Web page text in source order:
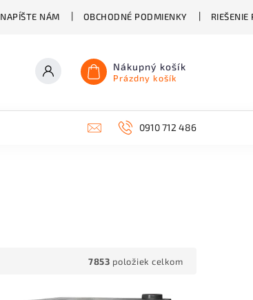
NAPÍŠTE NÁM OBCHODNÉ PODMIENKY RIEŠENIE
Nákupný košík
Prázdny košík
0910 712 486
7853 položiek celkom